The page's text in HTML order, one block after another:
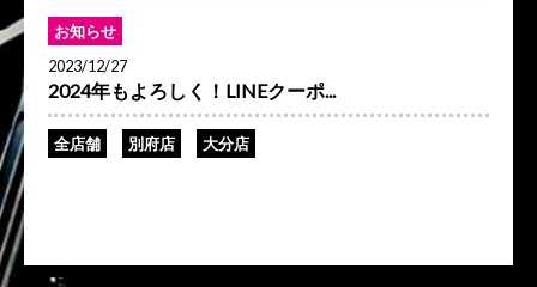
お知らせ
2023/12/27
2024年もよろしく！LINEクーポ...
全店舗 別府店 大分店